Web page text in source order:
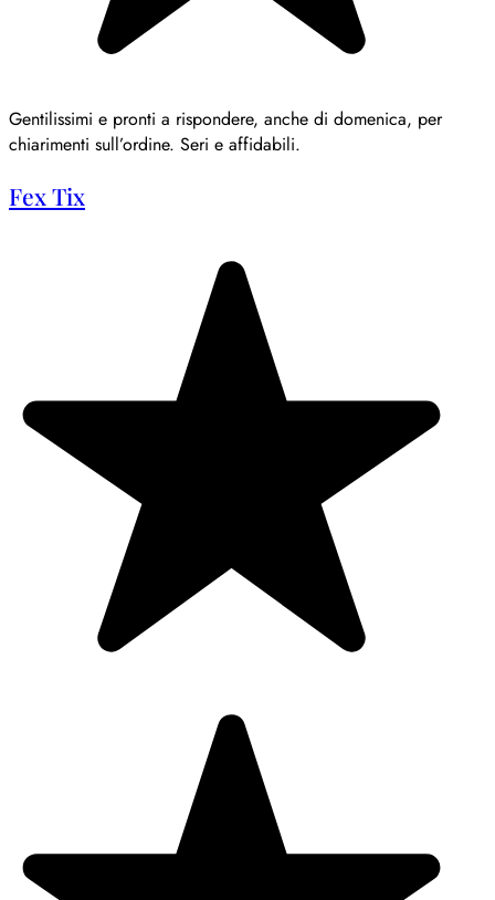
Gentilissimi e pronti a rispondere, anche di domenica, per
chiarimenti sull’ordine. Seri e affidabili.
Fex Tix